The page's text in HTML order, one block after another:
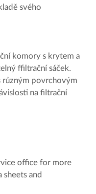
svého
komory s krytem a
ffiltrační sáček.
různým povrchovým
na filtrační
office for more
and